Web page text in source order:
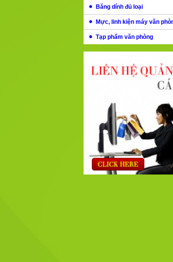
Băng dính đủ loại
Mực, linh kiện máy văn
Tạp phẩm văn phòng